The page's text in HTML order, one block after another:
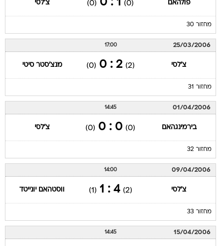
פולהאם (0)
1 : 0
(0) צ'לסי
מחזור 30
25/03/2006
17:00
צ'לסי (2)
2 : 0
(0) מנצ'סטר סיטי
מחזור 31
01/04/2006
14:45
בירמינגהאם (0)
0 : 0
(0) צ'לסי
מחזור 32
09/04/2006
14:00
צ'לסי (2)
4 : 1
(1) ווסטהאם יונייטד
מחזור 33
15/04/2006
14:45